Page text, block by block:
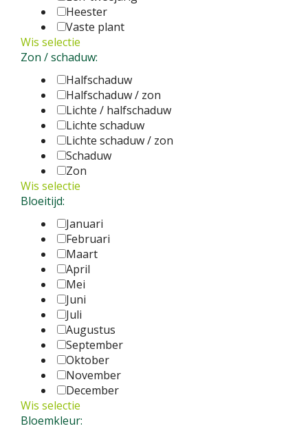
Heester
Vaste plant
Wis selectie
Zon / schaduw:
Halfschaduw
Halfschaduw / zon
Lichte / halfschaduw
Lichte schaduw
Lichte schaduw / zon
Schaduw
Zon
Wis selectie
Bloeitijd:
Januari
Februari
Maart
April
Mei
Juni
Juli
Augustus
September
Oktober
November
December
Wis selectie
Bloemkleur: